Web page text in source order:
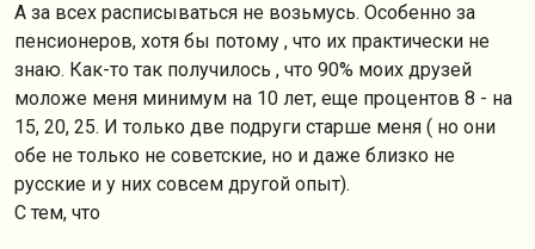
А за всех расписываться не возьмусь. Особенно за
пенсионеров, хотя бы потому , что их практически не
знаю. Как-то так получилось , что 90% моих друзей
моложе меня минимум на 10 лет, еще процентов 8 - на
15, 20, 25. И только две подруги старше меня ( но они
обе не только не советские, но и даже близко не
русские и у них совсем другой опыт).
С тем, что